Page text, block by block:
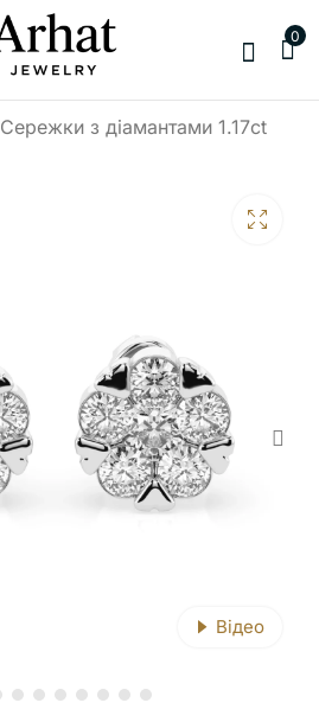
0
Сережки з діамантами 1.17ct
діамантами 1ct
діамантами 1ct
Відео